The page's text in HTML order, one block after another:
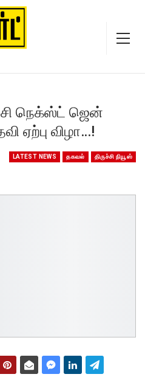
நெக்ஸ்ட் ஜென்
ஏற்பு விழா…!
LATEST NEWS தகவல் திருச்சி நியூஸ்